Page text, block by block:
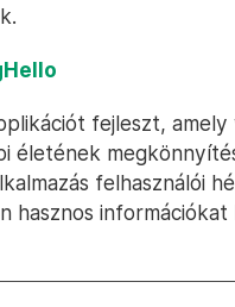
fejleszt,
életének
felhasználói
hasznos